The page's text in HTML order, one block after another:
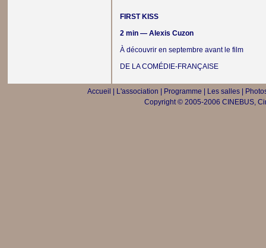
FIRST KISS
2 min — Alexis Cuzon
À découvrir en septembre avant le film
DE LA COMÉDIE-FRANÇAISE
Accueil L'association Programme Les salles|
Copyright © 2005-2006 CINEBUS,